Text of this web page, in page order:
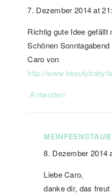
7. Dezember 2014 at
Richtig gute Idee gefällt
Schönen Sonntagabend
Caro von
http://
Antworten
MEINFEENSTAUB
8. Dezember 2014
Liebe Caro,
danke dir, das freut